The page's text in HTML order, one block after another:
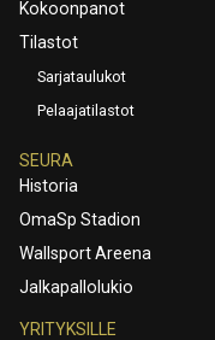
Kokoonpanot
Tilastot
Sarjataulukot
Pelaajatilastot
SEURA
Historia
OmaSp Stadion
Wallsport Areena
Jalkapallolukio
YRITYKSILLE